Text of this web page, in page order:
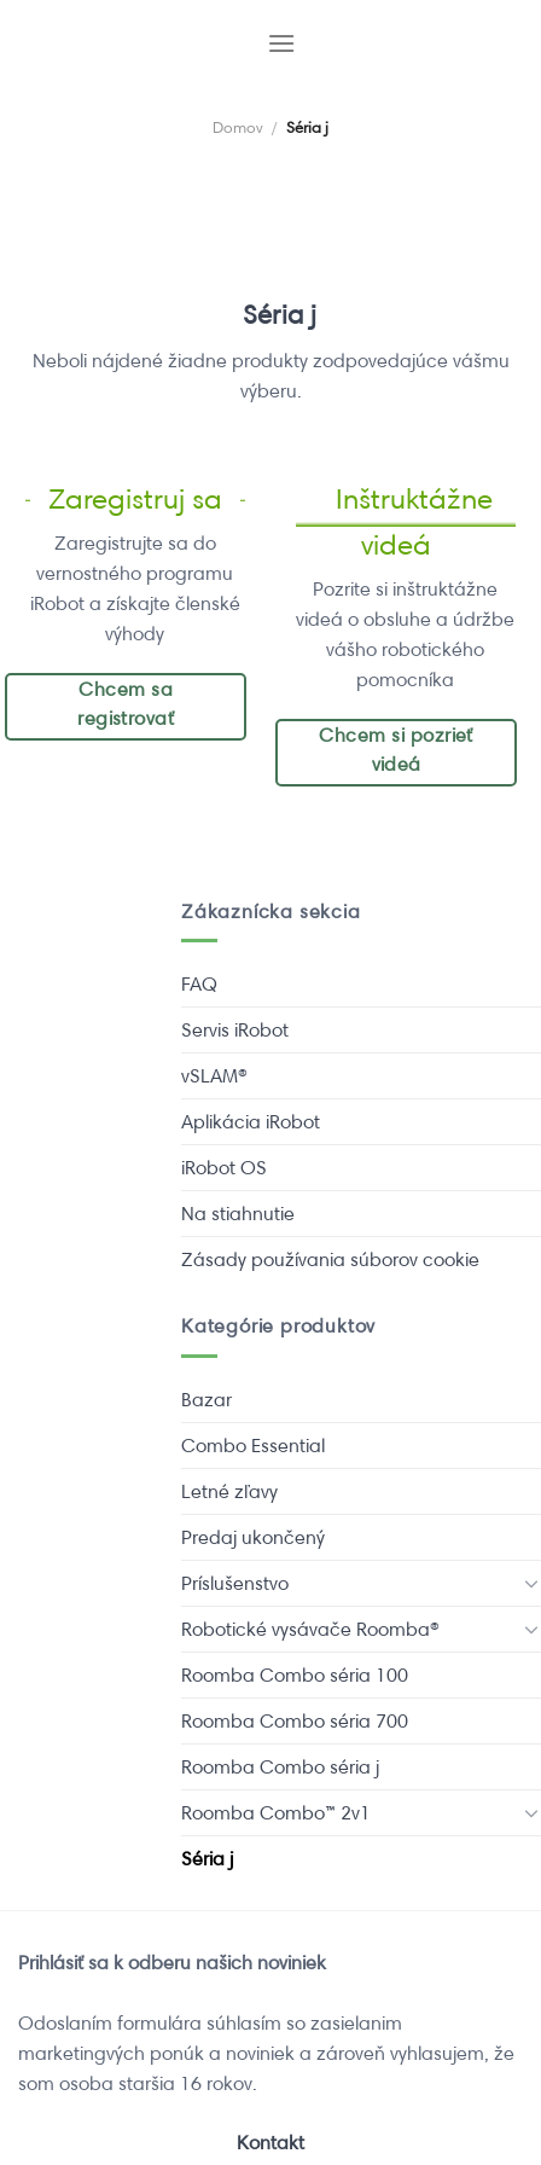
Domov / Séria j
Séria j
Neboli nájdené žiadne produkty zodpovedajúce vášmu
výberu.
Zaregistruj sa
Zaregistrujte sa do
vernostného programu
iRobot a získajte členské
výhody
Chcem sa
registrovať
Inštruktážne
videá
Pozrite si inštruktážne
videá o obsluhe a údržbe
vášho robotického
pomocníka
Chcem si pozrieť
videá
Zákaznícka sekcia
FAQ
Servis iRobot
vSLAM®
Aplikácia iRobot
iRobot OS
Na stiahnutie
Zásady používania súborov cookie
Kategórie produktov
Bazar
Combo Essential
Letné zľavy
Predaj ukončený
Príslušenstvo
Robotické vysávače Roomba®
Roomba Combo séria 100
Roomba Combo séria 700
Roomba Combo séria j
Roomba Combo™ 2v1
Séria j
Prihlásiť sa k odberu našich noviniek
Odoslaním formulára súhlasím so zasielanim
marketingvých ponúk a noviniek a zároveň vyhlasujem, že
som osoba staršia 16 rokov.
Kontakt